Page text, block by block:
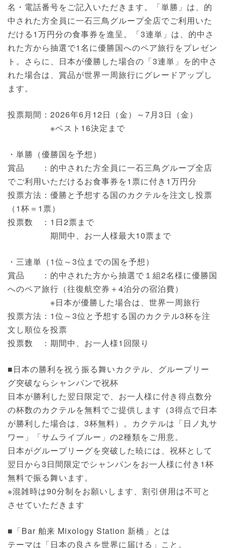
名・電話番号をご記入いただきます。「単勝」は、的
中された方全員に一石三鳥グループ全店でご利用いた
だける1万円分の食事券を進呈。「3連単」は、的中さ
れた方から抽選で1名に優勝国へのペア旅行をプレゼン
ト。さらに、日本が優勝した場合の「3連単」を的中さ
れた場合は、賞品が世界一周旅行にグレードアップし
ます。
投票期間：2026年6月12日（金）～7月3日（金）
※ベスト16決定まで
・単勝（優勝国を予想）
賞品 ：的中された方全員に一石三鳥グループ全店
でご利用いただけるお食事券を1票に付き1万円分
投票方法：優勝と予想する国のカクテルを注文し投票
（1杯＝1票）
投票数 ：1日2票まで
期間中、お一人様最大10票まで
・三連単（1位～3位までの国を予想）
賞品 ：的中された方から抽選で１組2名様に優勝国
へのペア旅行（往復航空券＋4泊分の宿泊費）
※日本が優勝した場合は、世界一周旅行
投票方法：1位～3位と予想する国のカクテル3杯を注
文し順位を投票
投票数 ：期間中、お一人様1回限り
■日本の勝利を祝う振る舞いカクテル、グループリー
グ突破ならシャンパンで祝杯
日本が勝利した翌日限定で、お一人様に付き得点数分
の杯数のカクテルを無料でご提供します（3得点で日本
が勝利した場合は、3杯無料）。カクテルは「日ノ丸サ
ワー」「サムライブルー」の2種類をご用意。
日本がグループリーグを突破した暁には、祝杯として
翌日から3日間限定でシャンパンをお一人様に付き1杯
無料で振る舞います。
※混雑時は90分制をお願いします、割引併用は不可と
させていただきます
■「Bar 舶来 Mixology Station 新橋」とは
テーマは「日本の良さを世界に届ける」こと。